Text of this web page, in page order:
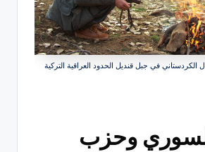
في جبل قنديل الحدود العراقية التركية
وحزب